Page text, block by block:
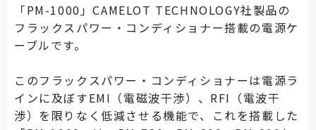
「PM-1000」CAMELOT TECHNOLOGY社製品の
フラックスパワー・コンディショナー搭載の電源ケ
ーブルです。
このフラックスパワー・コンディショナーは電源ラ
インに及ぼすEMI（電磁波干渉）、RFI（電波干
渉）を限りなく低減させる機能で、これを搭載した